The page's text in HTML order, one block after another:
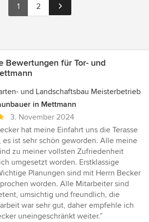
1 2
Bewertungen für Tor- und
und Landschaftsbau Meisterbetrieb
in Mettmann
3. November 2024
hat meine Einfahrt uns die Terasse
es ist sehr schön geworden. Alle meine
zu meiner vollsten Zufriedenheit
umgesetzt worden. Erstklassige
Planungen sind mit Herrn Becker
worden. Alle Mitarbeiter sind
umsichtig und freundlich, die
war sehr gut, daher empfehle ich
uneingeschränkt weiter.”